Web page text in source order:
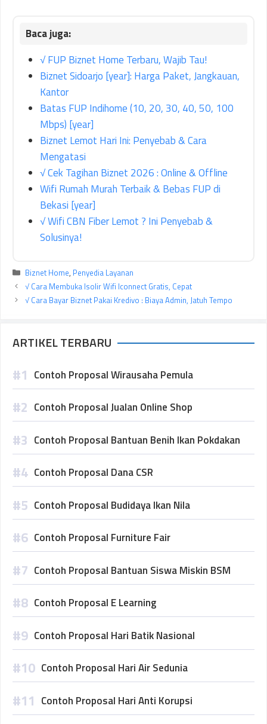
√ FUP Biznet Home Terbaru, Wajib Tau!
Biznet Sidoarjo [year]: Harga Paket, Jangkauan,
Kantor
Batas FUP Indihome (10, 20, 30, 40, 50, 100
Mbps) [year]
Biznet Lemot Hari Ini: Penyebab & Cara
Mengatasi
√ Cek Tagihan Biznet 2026 : Online & Offline
Wifi Rumah Murah Terbaik & Bebas FUP di
Bekasi [year]
√ Wifi CBN Fiber Lemot ? Ini Penyebab &
Solusinya!
Kategori
Biznet Home, Penyedia Layanan
√ Cara Membuka Isolir Wifi Iconnect Gratis, Cepat
√ Cara Bayar Biznet Pakai Kredivo : Biaya Admin, Jatuh Tempo
ARTIKEL TERBARU
Contoh Proposal Wirausaha Pemula
Contoh Proposal Jualan Online Shop
Contoh Proposal Bantuan Benih Ikan Pokdakan
Contoh Proposal Dana CSR
Contoh Proposal Budidaya Ikan Nila
Contoh Proposal Furniture Fair
Contoh Proposal Bantuan Siswa Miskin BSM
Contoh Proposal E Learning
Contoh Proposal Hari Batik Nasional
Contoh Proposal Hari Air Sedunia
Contoh Proposal Hari Anti Korupsi